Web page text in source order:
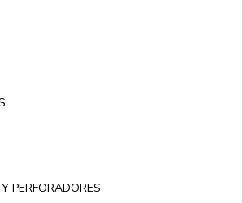
PERFORADORES